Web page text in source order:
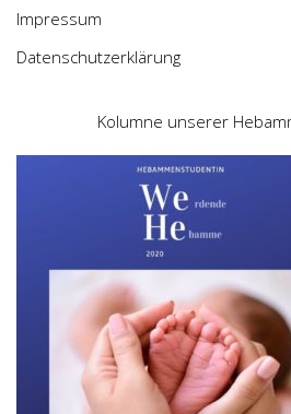
Impressum
Datenschutzerklärung
Kolumne unserer